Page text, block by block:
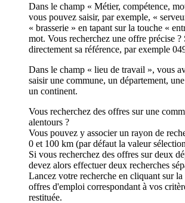
Dans le champ « Métier, compétence,
vous pouvez saisir, par exemple, «
« brasserie » en tapant sur la touche «
mot. Vous recherchez une offre précise ?
directement sa référence, par exemple
Dans le champ « lieu de travail », vous
saisir une commune, un département,
un continent.
Vous recherchez des offres sur une
alentours ?
Vous pouvez y associer un rayon de
0 et 100 km (par défaut la valeur
Si vous recherchez des offres sur deux
devez alors effectuer deux recherches
Lancez votre recherche en cliquant sur
offres d'emploi correspondant à vos
restituée.